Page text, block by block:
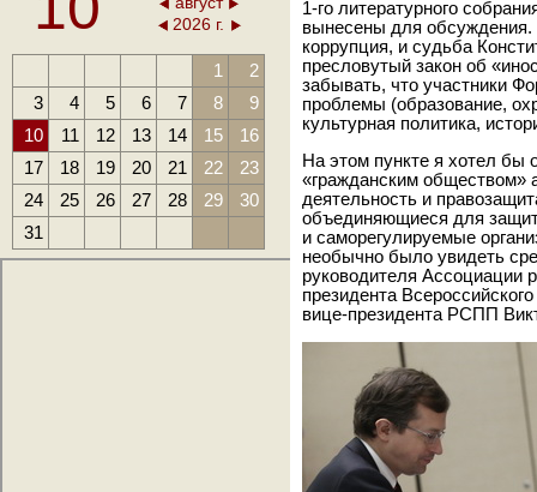
2026 г.
1
2
3
4 5 6 7 8
9
10
11 12 13 14 15
16
17
18 19 20 21 22
23
24
25 26 27 28 29
30
31
1-го литературного
вынесены для обсуждения.
коррупция, и судьба
пресловутый закон об
забывать, что участники
проблемы (образование,
культурная политика,
На этом пункте я хотел бы
«гражданским обществом»
деятельность и
объединяющиеся для
и саморегулируемые
необычно было увидеть
руководителя Ассоциации
президента
вице-президента РСПП